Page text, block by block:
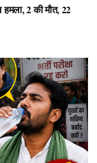
2 की मौत, 22